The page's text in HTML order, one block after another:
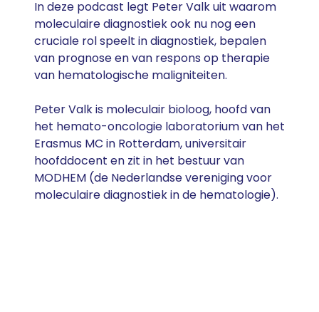
In deze podcast legt Peter Valk uit waarom
moleculaire diagnostiek ook nu nog een
cruciale rol speelt in diagnostiek, bepalen
van prognose en van respons op therapie
van hematologische maligniteiten.
Peter Valk is moleculair bioloog, hoofd van
het hemato-oncologie laboratorium van het
Erasmus MC in Rotterdam, universitair
hoofddocent en zit in het bestuur van
MODHEM (de Nederlandse vereniging voor
moleculaire diagnostiek in de hematologie).